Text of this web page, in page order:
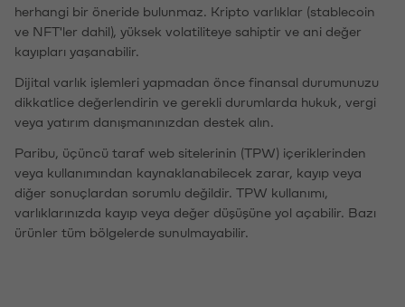
herhangi bir öneride bulunmaz. Kripto varlıklar (stablecoin
ve NFT'ler dahil), yüksek volatiliteye sahiptir ve ani değer
kayıpları yaşanabilir.
Dijital varlık işlemleri yapmadan önce finansal durumunuzu
dikkatlice değerlendirin ve gerekli durumlarda hukuk, vergi
veya yatırım danışmanınızdan destek alın.
Paribu, üçüncü taraf web sitelerinin (TPW) içeriklerinden
veya kullanımından kaynaklanabilecek zarar, kayıp veya
diğer sonuçlardan sorumlu değildir. TPW kullanımı,
varlıklarınızda kayıp veya değer düşüşüne yol açabilir. Bazı
ürünler tüm bölgelerde sunulmayabilir.